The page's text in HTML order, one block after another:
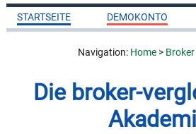
STARTSEITE DEMOKONTO
Navigation: Home>
Die broker-